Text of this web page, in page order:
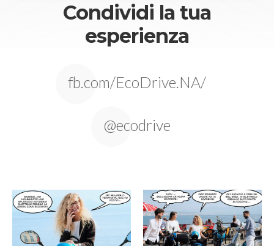
Condividi la tua
esperienza
fb.com/EcoDrive.NA/
@ecodrive